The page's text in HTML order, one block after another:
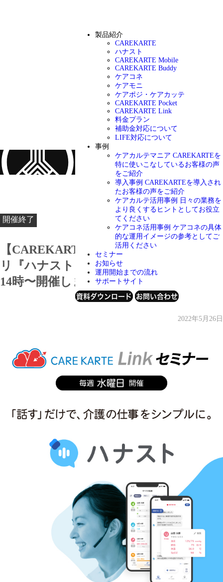
製品紹介
CAREKARTE
ハナスト
CAREKARTE Mobile
CAREKARTE Buddy
ケアコネ
ケアモニ
ケアポジ・ケアカッテ
CAREKARTE Pocket
CAREKARTE Link
料金プラン
補助金対応について
LIFE対応について
事例
ケアカルテマニア CAREKARTEを
特に使いこなしているお客様の声
をご紹介
導入事例 CAREKARTEを導入され
たお客様の声をご紹介
ケアカルテ活用事例
日々の業務を
より良くするヒントとしてお役立
てください
ケアコネ活用事例 ケアコネの具体
的な運用イメージの参考としてご
活用ください
セミナー
お知らせ
運用開始までの流れ
サポートサイト
資料ダウンロード お問い合わせ
お知らせ
開催終了
【CAREKARTE Linkセミナー】AIアプ
リ『ハナスト』のセミナーを毎週水曜日
14時〜開催します！
2022年5月26日